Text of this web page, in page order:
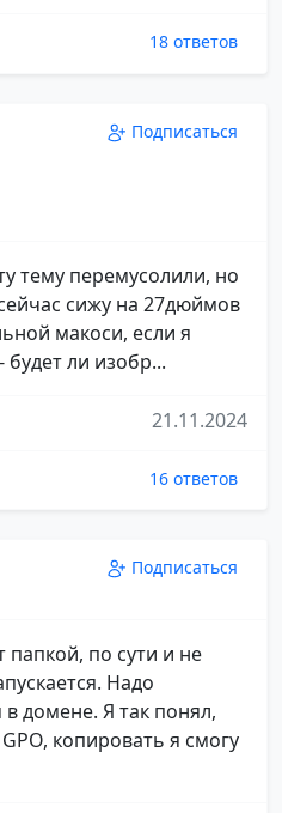
18 ответов
Подписаться
тему перемусолили, но
сижу на 27дюймов
макоси, если я
ли изобр...
21.11.2024
16 ответов
Подписаться
по сути и не
Надо
домене. Я так понял,
копировать я смогу